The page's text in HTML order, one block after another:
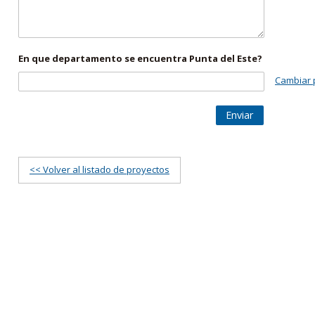
En que departamento se encuentra Punta del Este?
Cambiar
Enviar
<< Volver al listado de proyectos